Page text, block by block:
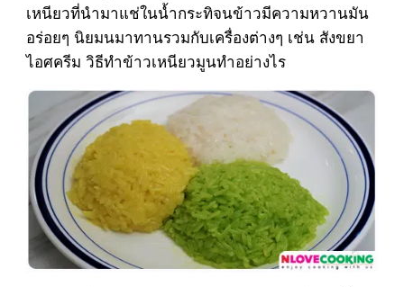
เหนียวที่นำมาแช่ในน้ำกระทิจนข้าวมีความหวานมัน
อร่อยๆ นิยมนมาทานรวมกับเครื่องต่างๆ เช่น สังขยา
ไอศครีม วิธีทำข้าวเหนียวมูนทำอย่างไร